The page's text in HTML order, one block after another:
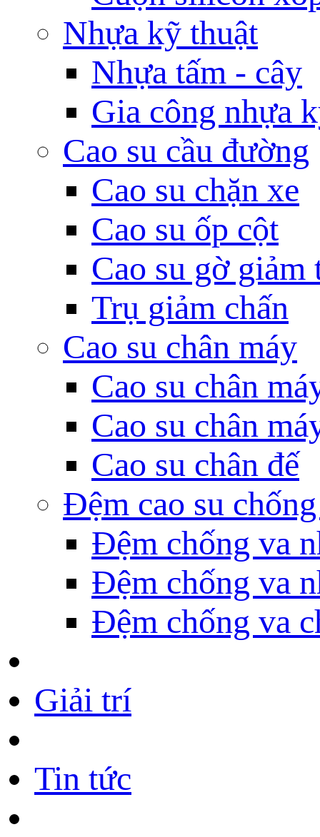
Nhựa kỹ thuật
Nhựa tấm - cây
Gia công nhựa
Cao su cầu đường
Cao su chặn xe
Cao su ốp cột
Cao su gờ giảm
Trụ giảm chấn
Cao su chân máy
Cao su chân
Cao su chân
Cao su chân đế
Đệm cao su
Đệm chống va
Đệm chống va
Đệm chống va
Giải trí
Tin tức